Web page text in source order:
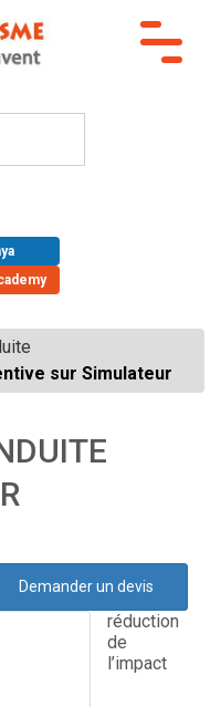
Toggle
sur Simulateur
Demander un devis
réduction
de
l’impact